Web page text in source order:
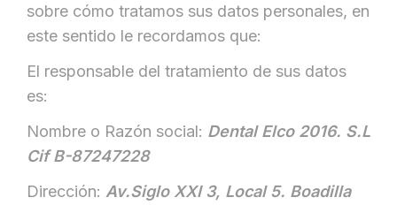
sobre cómo tratamos sus datos personales, en
este sentido le recordamos que:
El responsable del tratamiento de sus datos
es:
Nombre o Razón social: Dental Elco 2016. S.L
Cif B-87247228
Dirección: Av.Siglo XXI 3, Local 5. Boadilla